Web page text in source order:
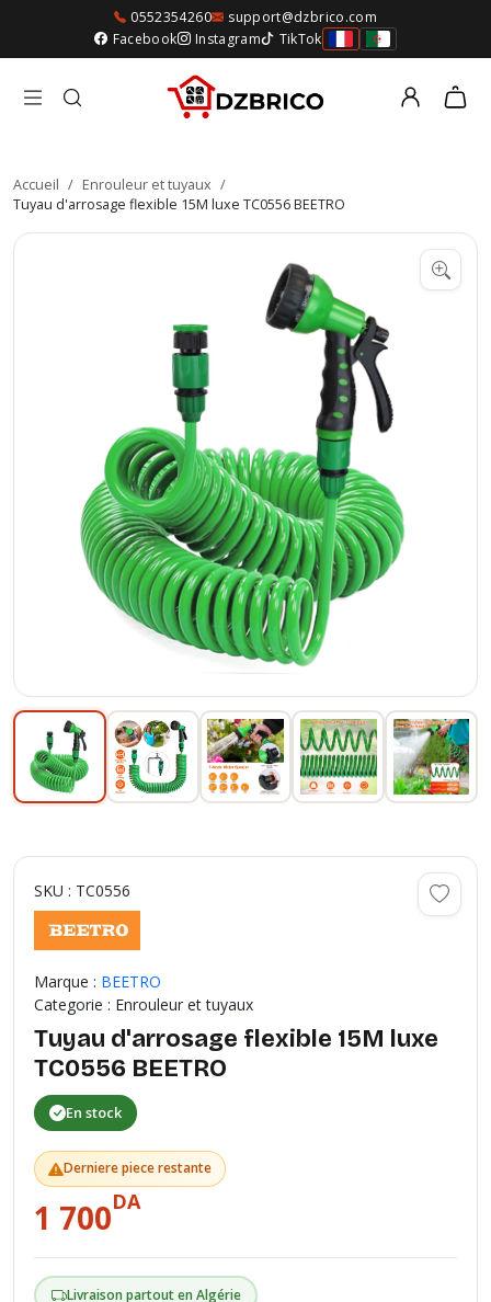
0552354260
support@dzbrico.com
Facebook
Instagram TikTok
Accueil / Enrouleur et tuyaux /
Tuyau d'arrosage flexible 15M luxe TC0556 BEETRO
SKU : TC0556
Marque : BEETRO
Categorie : Enrouleur et tuyaux
Tuyau d'arrosage flexible 15M luxe
TC0556 BEETRO
En stock
Derniere piece restante
1 700DA
Livraison partout en Algérie